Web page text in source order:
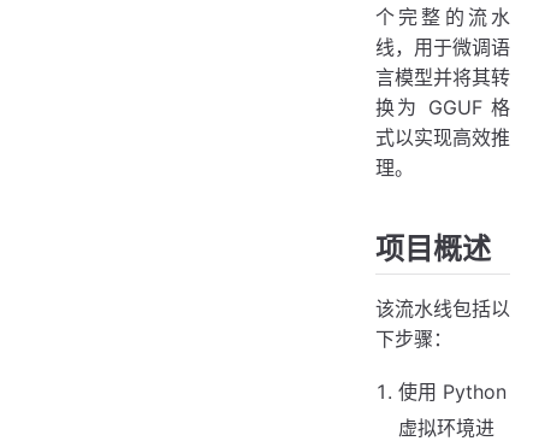
个完整的流水
线，用于微调语
言模型并将其转
换为 GGUF 格
式以实现高效推
理。
项目概述
该流水线包括以
下步骤：
使用 Python
虚拟环境进